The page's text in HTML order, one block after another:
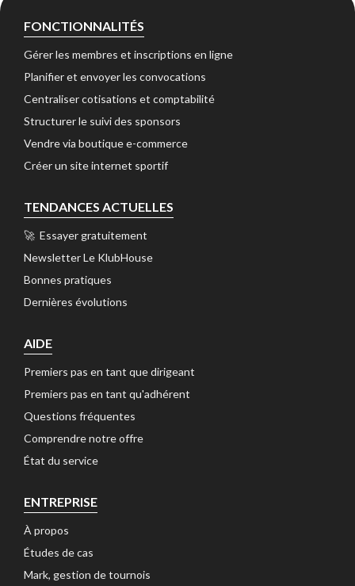
FONCTIONNALITÉS
Gérer les membres et inscriptions en ligne
Planifier et envoyer les convocations
Centraliser cotisations et comptabilité
Structurer le suivi des sponsors
Vendre via boutique e-commerce
Créer un site internet sportif
TENDANCES ACTUELLES
🚀 Essayer gratuitement
Newsletter Le KlubHouse
Bonnes pratiques
Dernières évolutions
AIDE
Premiers pas en tant que dirigeant
Premiers pas en tant qu'adhérent
Questions fréquentes
Comprendre notre offre
État du service
ENTREPRISE
À propos
Études de cas
Mark, gestion de tournois